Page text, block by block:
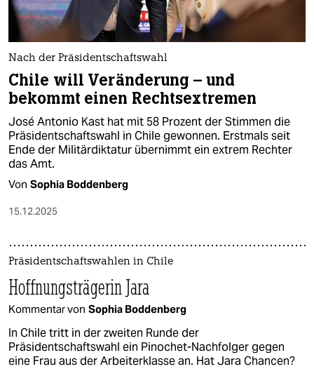
Nach der Präsidentschaftswahl
Chile will Veränderung – und
bekommt einen Rechtsextremen
José Antonio Kast hat mit 58 Prozent der Stimmen die
Präsidentschaftswahl in Chile gewonnen. Erstmals seit
Ende der Militärdiktatur übernimmt ein extrem Rechter
das Amt.
Von Sophia Boddenberg
15.12.2025
Präsidentschaftswahlen in Chile
Hoffnungsträgerin Jara
Kommentar von Sophia Boddenberg
In Chile tritt in der zweiten Runde der
Präsidentschaftswahl ein Pinochet-Nachfolger gegen
eine Frau aus der Arbeiterklasse an. Hat Jara Chancen?